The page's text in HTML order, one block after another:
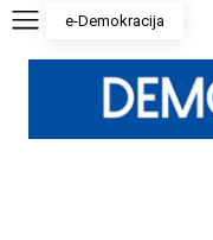
e-Demokracija